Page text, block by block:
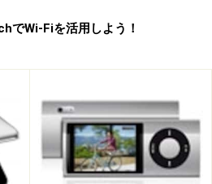
ともできる。こちらも流れてい
取得して表示する機能を備えて
でWi-Fiを活用しよう！